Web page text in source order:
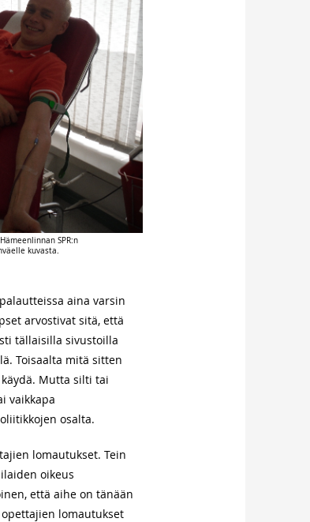
SPR:n
kuvasta.
aina varsin
arvostivat sitä, että
tällaisilla sivustoilla
Toisaalta mitä sitten
Mutta silti tai
vaikkapa
osalta.
lomautukset. Tein
oikeus
että aihe on tänään
lomautukset